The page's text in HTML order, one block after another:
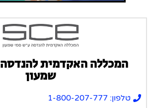
המכללה האקדמית
שמעון
טלפון: 1-800-207-777